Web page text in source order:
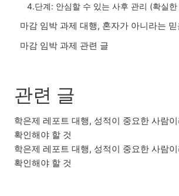
4.단계: 안심할 수 있는 사후 관리 (확실
마감 임박 과제 대행, 혼자가 아니라는 믿
마감 임박 과제 관련 글
관련 글
학은제 레포트 대행, 성적이 중요한 사람
확인해야 할 것
학은제 레포트 대행, 성적이 중요한 사람
확인해야 할 것